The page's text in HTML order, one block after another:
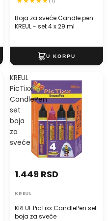
Boja za sveće Candle pen
KREUL - set 4 x 29 ml
KREUL
PicTixx
CandlePen
set
boja
za
sveće
KREUL PicTixx CandlePen set
boja za sveće
1.449 RSD
KREUL